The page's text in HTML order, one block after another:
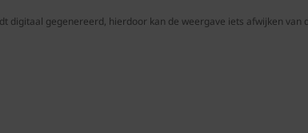
digitaal gegenereerd, hierdoor kan de weergave iets afwijken van